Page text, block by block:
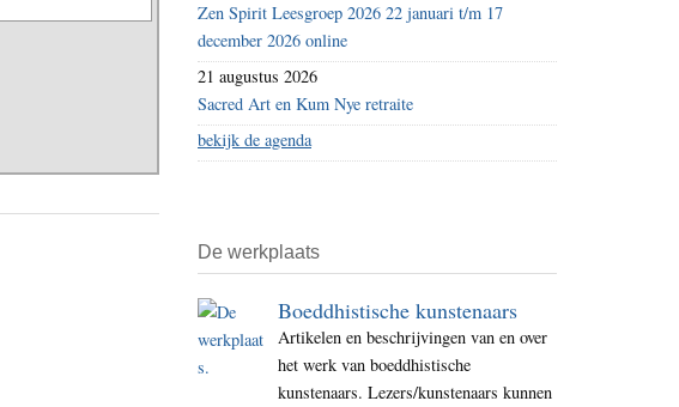
Zen Spirit Leesgroep 2026 22 januari t/m 17
december 2026 online
21 augustus 2026
Sacred Art en Kum Nye retraite
bekijk de agenda
De werkplaats
Boeddhistische kunstenaars
Artikelen en beschrijvingen van en over
het werk van boeddhistische
kunstenaars. Lezers/kunstenaars kunnen